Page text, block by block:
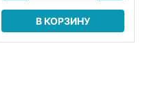
В КОРЗИНУ